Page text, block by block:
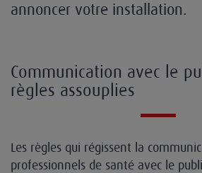
annoncer votre installation.
Communication avec le
règles assouplies
Les règles qui régissent la
professionnels de santé avec le